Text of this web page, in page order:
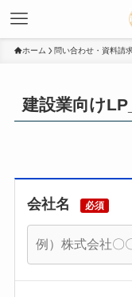
ホーム 問い合わせ・資料請
建設業向け
会社名 必須